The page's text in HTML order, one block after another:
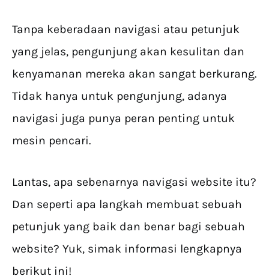
Tanpa keberadaan navigasi atau petunjuk
yang jelas, pengunjung akan kesulitan dan
kenyamanan mereka akan sangat berkurang.
Tidak hanya untuk pengunjung, adanya
navigasi juga punya peran penting untuk
mesin pencari.
Lantas, apa sebenarnya navigasi website itu?
Dan seperti apa langkah membuat sebuah
petunjuk yang baik dan benar bagi sebuah
website? Yuk, simak informasi lengkapnya
berikut ini!